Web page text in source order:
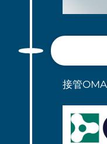
接管